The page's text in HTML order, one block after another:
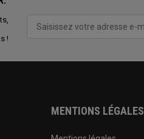
!
MENTIONS LÉGALES